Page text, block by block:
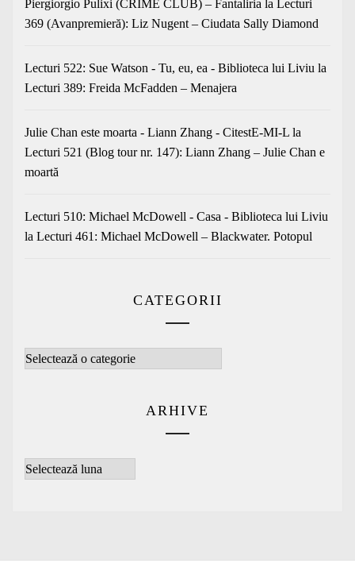
Piergiorgio Pulixi (CRIME CLUB) – Fantaliria la Lecturi
369 (Avanpremieră): Liz Nugent – Ciudata Sally Diamond
Lecturi 522: Sue Watson - Tu, eu, ea - Biblioteca lui Liviu la
Lecturi 389: Freida McFadden – Menajera
Julie Chan este moarta - Liann Zhang - CitestE-MI-L la
Lecturi 521 (Blog tour nr. 147): Liann Zhang – Julie Chan e
moartă
Lecturi 510: Michael McDowell - Casa - Biblioteca lui Liviu
la Lecturi 461: Michael McDowell – Blackwater. Potopul
CATEGORII
Categorii
ARHIVE
Arhive